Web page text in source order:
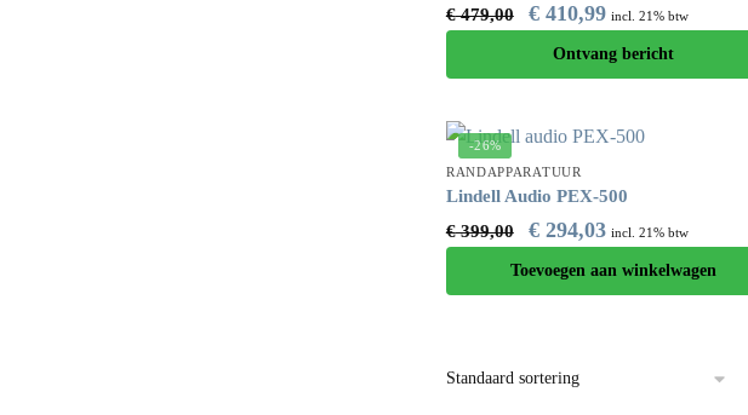
€479,00 €410,99 incl. 21% btw
Ontvang bericht
-26%
RANDAPPARATUUR
Lindell Audio PEX-500
€399,00 €294,03 incl. 21% btw
Toevoegen aan winkelwagen